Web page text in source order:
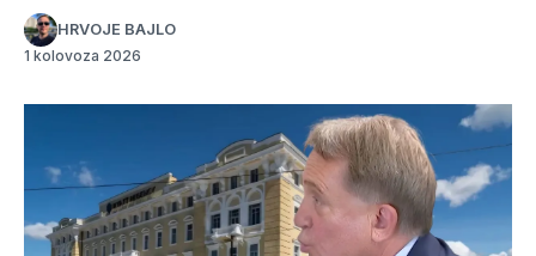
HRVOJE BAJLO
1 kolovoza 2026